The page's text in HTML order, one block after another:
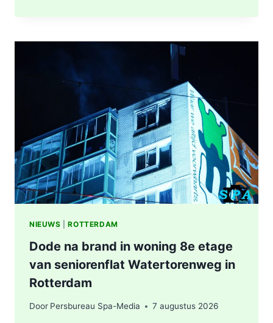
STEEKINCIDENT
KAREL
DOORMANSTRAAT
ROTTERDAM
NIEUWS |ROTTERDAM
Dode na brand in woning 8e etage
van seniorenflat Watertorenweg in
Rotterdam
Door Persbureau Spa-Media 7 augustus 2026